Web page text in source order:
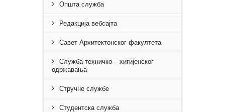
Општа служба
Редакција вебсајта
Савет Архитектонског факултета
Служба техничко – хигијенског
одржавања
Стручне службe
Студентска служба